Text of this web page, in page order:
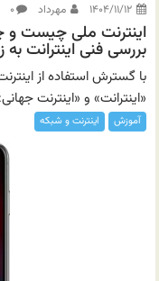
۱۴۰۴/۱۱/۱۲ مهرداد ۰
اینترنت ملی چیست و
بررسی فنی اینترانت به
با گسترش استفاده از
«اینترانت» و «اینترنت
آموزش اینترنت و شبکه